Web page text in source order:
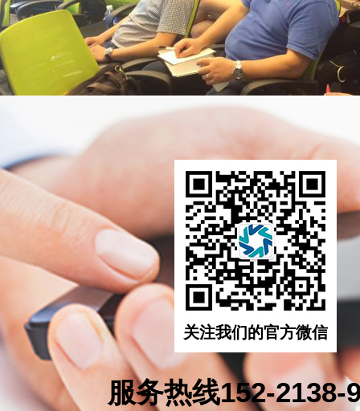
关注我们的官方微信
服务热线152-2138-